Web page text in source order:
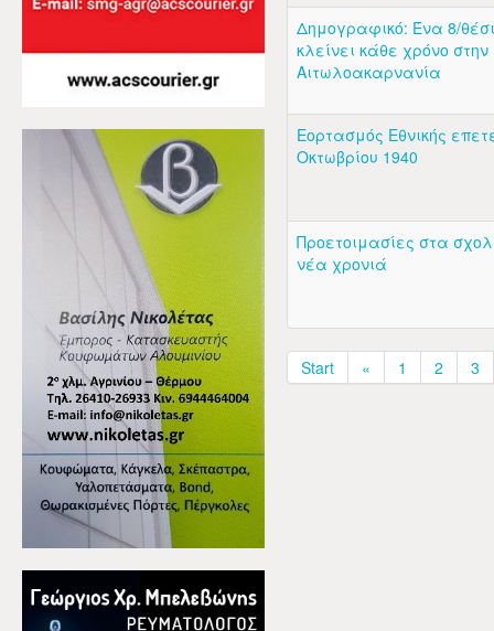
Δημογραφικό: Ένα 8/
κλείνει κάθε χρόνο στην
Αιτωλοακαρνανία
Εορτασμός Εθνικής
Οκτωβρίου 1940
Προετοιμασίες στα
νέα χρονιά
Start « 1 2 3